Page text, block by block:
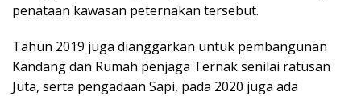
penataan kawasan peternakan tersebut.
Tahun 2019 juga dianggarkan untuk pembangunan
Kandang dan Rumah penjaga Ternak senilai ratusan
Juta, serta pengadaan Sapi, pada 2020 juga ada